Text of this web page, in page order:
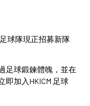
球隊現正招募新隊
足球鍛鍊體魄，並在
即加入HKICM 足球